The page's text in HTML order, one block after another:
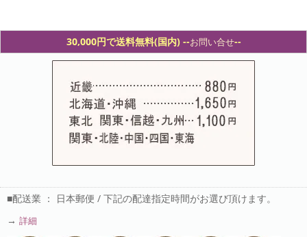
30,000円で送料無料(国内) --お問い合せ--
■配送業 ： 日本郵便 / 下記の配達指定時間がお選び頂けます。
→ 詳細